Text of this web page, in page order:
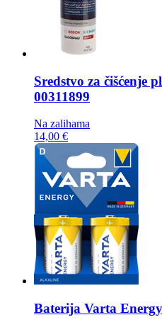
Sredstvo za čišćenje
00311899
Na zalihama
14,00 €
Baterija Varta